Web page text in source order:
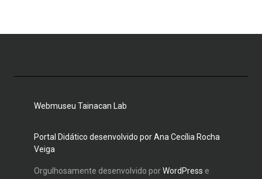
Webmuseu Tainacan Lab
Portal Didático desenvolvido por Ana Cecília Rocha
Veiga
Orgulhosamente desenvolvido porWordPress e